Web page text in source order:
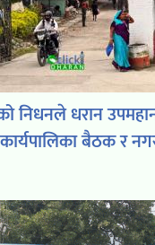
निधनले धरान
बैठक र